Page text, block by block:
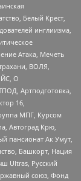
Белый Крест,
инглиизма,
Атака, Мечеть
ВОЛЯ,
О
Артподготовка,
16,
МПГ, Курсом
Автоград Крю,
пансионат Ак Умут,
Башкорт, Нация
Ultras, Русский
союз, Фонд